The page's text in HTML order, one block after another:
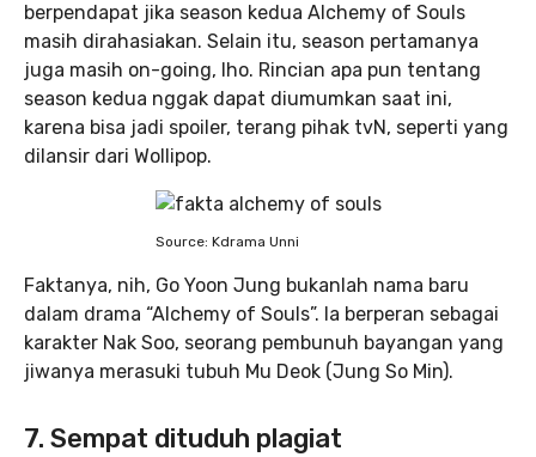
berpendapat jika season kedua Alchemy of Souls
masih dirahasiakan. Selain itu, season pertamanya
juga masih on-going, lho. Rincian apa pun tentang
season kedua nggak dapat diumumkan saat ini,
karena bisa jadi spoiler, terang pihak tvN, seperti yang
dilansir dari Wollipop.
Source: Kdrama Unni
Faktanya, nih, Go Yoon Jung bukanlah nama baru
dalam drama “Alchemy of Souls”. Ia berperan sebagai
karakter Nak Soo, seorang pembunuh bayangan yang
jiwanya merasuki tubuh Mu Deok (Jung So Min).
7. Sempat dituduh plagiat